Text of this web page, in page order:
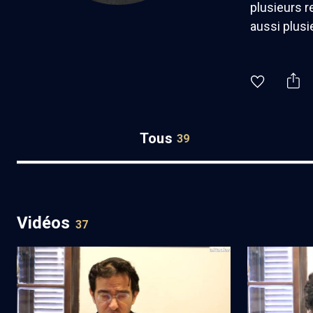
plusieurs
aussi
Tous 39
Vidéos 37
Torah et justice sociale - Cours N°1/3
Torah et
N°2/3